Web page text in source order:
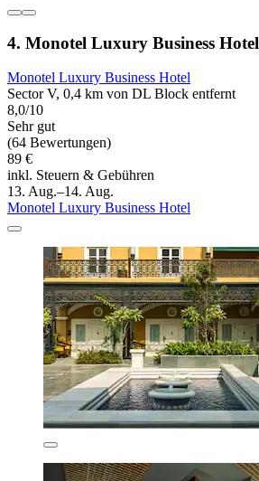
4. Monotel Luxury Business Hotel
Monotel Luxury Business Hotel
Sector V, 0,4 km von DL Block entfernt
8,0/10
Sehr gut
(64 Bewertungen)
89 €
inkl. Steuern & Gebühren
13. Aug.–14. Aug.
Monotel Luxury Business Hotel